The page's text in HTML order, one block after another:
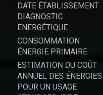
DATE ÉTABLISSEMENT
DIAGNOSTIC
ENERGÉTIQUE
CONSOMMATION
ÉNERGIE PRIMAIRE
ESTIMATION DU COÛT
ANNUEL DES ÉNERGIES
POUR UN USAGE